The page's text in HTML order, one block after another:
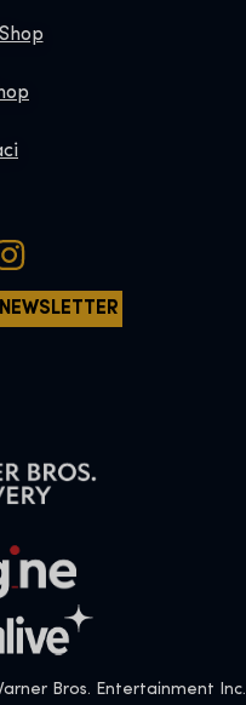
Bros. Entertainment Inc.